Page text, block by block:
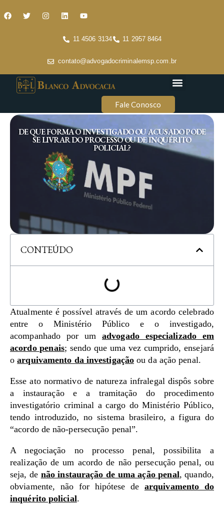
11 4506 3134 11 2957 8464
contato@advogadocriminalemsp.com.br
Fale Conosco
DE QUE FORMA O INVESTIGADO OU ACUSADO PODE
SE LIVRAR DO PROCESSO OU DE INQUÉRITO
POLICIAL?
CONTEÚDO
Atualmente é possível através de um acordo celebrado
entre o Ministério Público e o investigado,
acompanhado por umadvogado especializado em
acordo penais; sendo que uma vez cumprido, ensejará
oarquivamento da investigação ou da ação penal.
Esse ato normativo de natureza infralegal dispôs sobre
a instauração e a tramitação do procedimento
investigatório criminal a cargo do Ministério Público,
tendo introduzido, no sistema brasileiro, a figura do
“acordo de não-persecução penal”.
A negociação no processo penal, possibilita a
realização de um acordo de não persecução penal, ou
seja, de não instauração de uma ação penal, quando,
obviamente, não for hipótese de arquivamento do
inquérito policial.